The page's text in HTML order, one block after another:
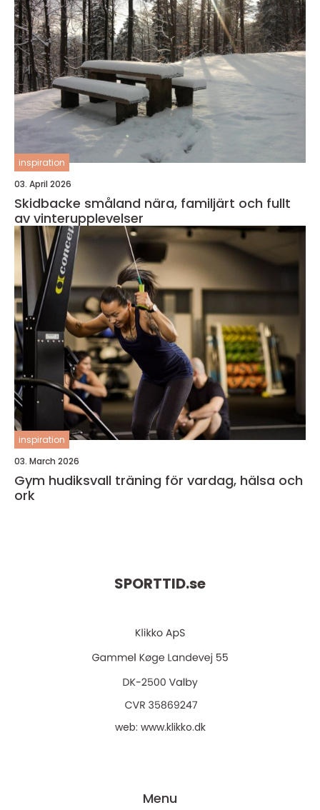
inspiration
03. April 2026
Skidbacke småland nära, familjärt och fullt
av vinterupplevelser
inspiration
03. March 2026
Gym hudiksvall träning för vardag, hälsa och
ork
SPORTTID.se
web: www.klikko.dk
Menu